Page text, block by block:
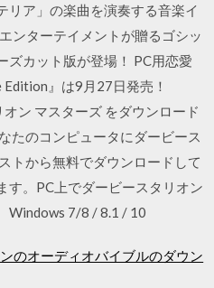
リア」の楽曲を演奏する音楽イ
ンターテイメントが贈るゴシッ
ズカット版が登場！ PC用恋愛
』は9月27日発売！
ン マスターズ をダウンロード
たのコンピュータにダービース
トから無料でダウンロードして
す。PC上でダービースタリオン
Windows 7/8 / 8.1 / 10
のオーディオバイブルのダウン